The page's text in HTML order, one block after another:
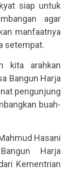
siap untuk
agar
manfaatnya
setempat.
kita arahkan
Bangun Harja
pengunjung
buah-
Hasani
Harja
Kementrian